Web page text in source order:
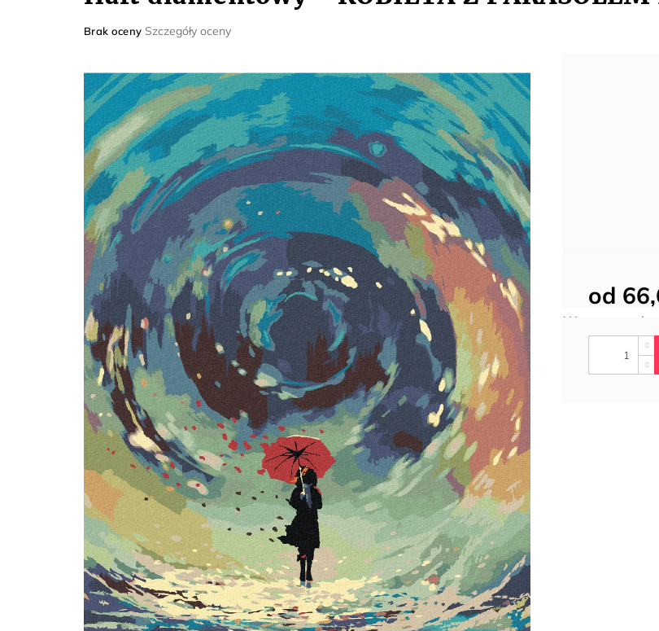
Średnia
wynosi
na
gwiazdek.
Brak oceny Szczegóły oceny
od